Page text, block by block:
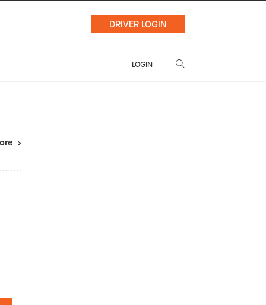
DRIVER LOGIN
LOGIN